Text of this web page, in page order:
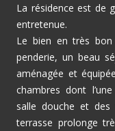
La résidence est de
entretenue.
Le bien en très bon
penderie, un beau
aménagée et
chambres dont
salle douche et des
terrasse prolonge